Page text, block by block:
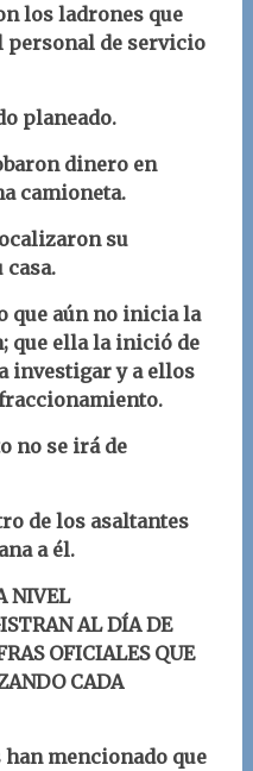
los ladrones que
personal de servicio
planeado.
dinero en
camioneta.
su
casa.
que aún no inicia la
que ella la inició de
investigar y a ellos
no se irá de
de los asaltantes
a él.
NIVEL
AL DÍA DE
OFICIALES QUE
CADA
han mencionado que